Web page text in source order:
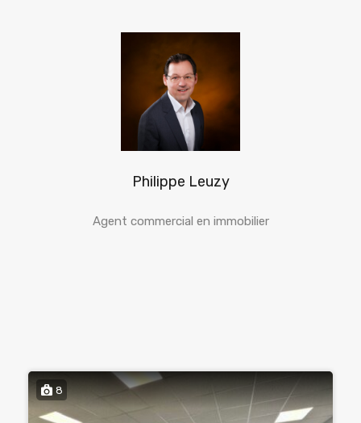
Philippe Leuzy
Agent commercial en immobilier
8